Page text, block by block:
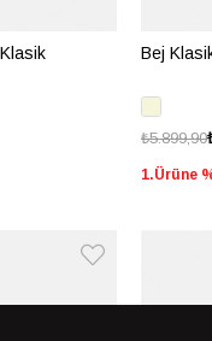
Bej
₺5.899,90
1.Ürüne